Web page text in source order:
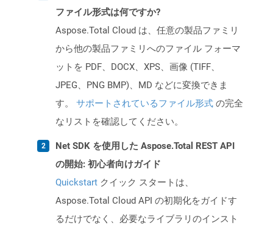
ファイル形式は何ですか?
Aspose.Total Cloud は、任意の製品ファミリ
から他の製品ファミリへのファイル フォーマ
ットを PDF、DOCX、XPS、画像 (TIFF、
JPEG、PNG BMP)、MD などに変換できま
す。 サポートされているファイル形式 の完全
なリストを確認してください。
Net SDK を使用した Aspose.Total REST API
の開始: 初心者向けガイド
Quickstart クイック スタートは、
Aspose.Total Cloud API の初期化をガイドす
るだけでなく、必要なライブラリのインスト